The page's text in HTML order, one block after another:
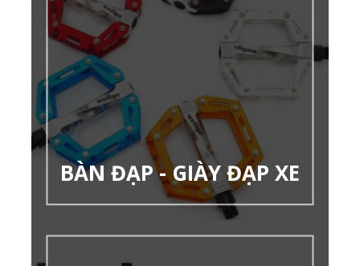
BÀN ĐẠP - GIÀY ĐẠP XE